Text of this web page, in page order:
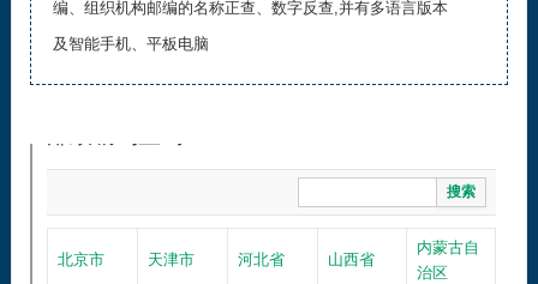
编、组织机构邮编的名称正查、数字反查,并有多语言版本
及智能手机、平板电脑